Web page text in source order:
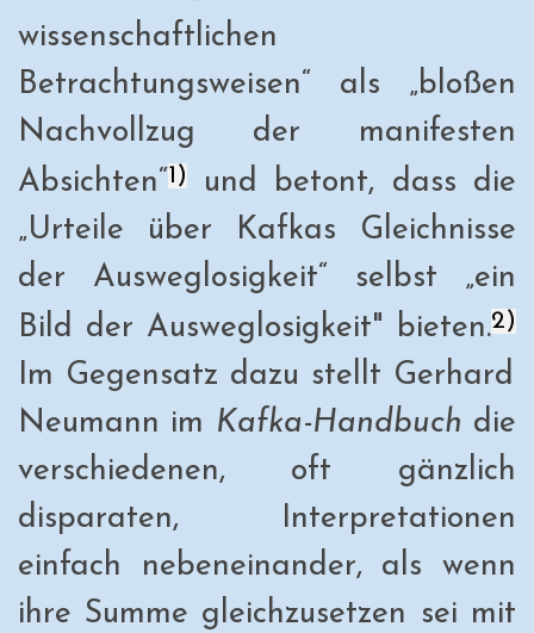
wissenschaftlichen
Betrachtungsweisen“ als „bloßen
Nachvollzug der manifesten
Absichten“ 1)
und betont, dass die
„Urteile über Kafkas Gleichnisse
der Ausweglosigkeit“ selbst „ein
Bild der Ausweglosigkeit" bieten.2)
Im Gegensatz dazu stellt Gerhard
Neumann im Kafka-Handbuch die
verschiedenen, oft gänzlich
disparaten, Interpretationen
einfach nebeneinander, als wenn
ihre Summe gleichzusetzen sei mit